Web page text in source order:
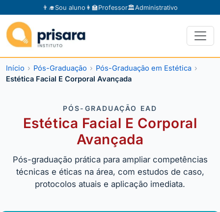
👨‍🎓Sou aluno 👩‍🏫Professor🏛️Administrativo
Início Pós-Graduação
Pós-Graduação em Estética
Estética Facial E Corporal Avançada
PÓS-GRADUAÇÃO EAD
Estética Facial E Corporal
Avançada
Pós-graduação prática para ampliar competências
técnicas e éticas na área, com estudos de caso,
protocolos atuais e aplicação imediata.